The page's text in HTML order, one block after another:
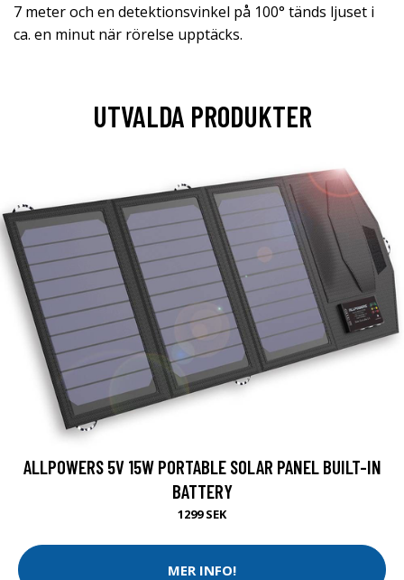
7 meter och en detektionsvinkel på 100° tänds ljuset i
ca. en minut när rörelse upptäcks.
UTVALDA PRODUKTER
ALLPOWERS 5V 15W PORTABLE SOLAR PANEL BUILT-IN
BATTERY
1299 SEK
MER INFO!